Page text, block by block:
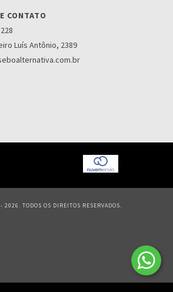
CONTATO
Luís Antônio, 2389
TODOS OS DIREITOS RESERVADOS.